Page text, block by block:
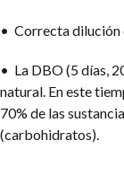
• Correcta dilución
• La DBO (5 días,
natural. En este
70% de las
(carbohidratos).